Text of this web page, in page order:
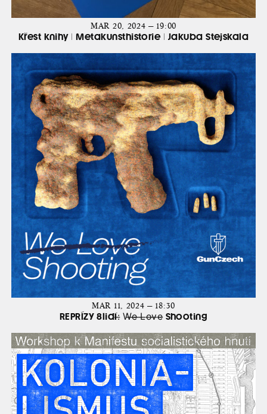
MAR 20, 2024 — 19:00
Křest knihy | Metakunsthistorie | Jakuba Stejskala
MAR 11, 2024 — 18:30
REPRÍZY 8lidí:̶ W̶e̶ ̶L̶o̶v̶e̶ Shooting